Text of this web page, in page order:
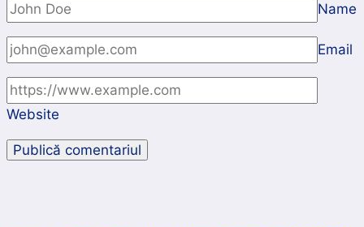
Name
Email
Website